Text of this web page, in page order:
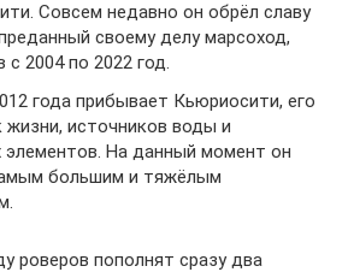
Совсем недавно он обрёл славу
своему делу марсоход,
с 2004 по 2022 год.
года прибывает Кьюриосити, его
жизни, источников воды и
элементов. На данный момент он
большим и тяжёлым
роверов пополнят сразу два